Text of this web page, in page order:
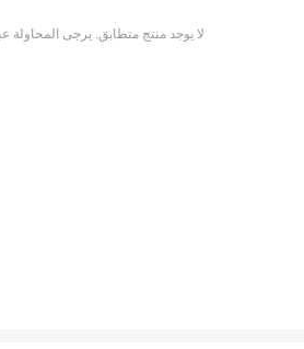
لا يوجد منتج متطابق. يرجى المحاولة